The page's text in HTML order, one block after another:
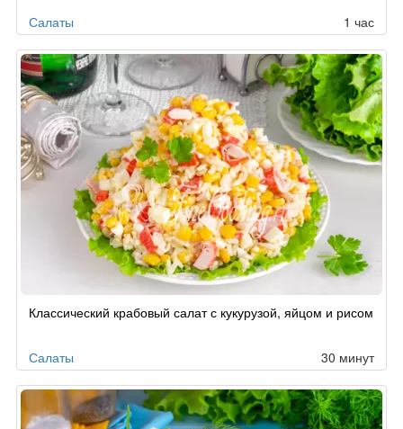
Салаты 1 час
Классический крабовый салат с кукурузой, яйцом и рисом
Салаты 30 минут